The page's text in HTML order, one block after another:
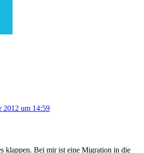
2012 um 14:59
klappen. Bei mir ist eine Migration in die